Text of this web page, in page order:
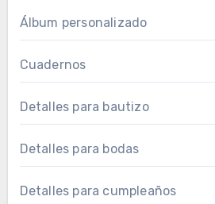
Álbum personalizado
Cuadernos
Detalles para bautizo
Detalles para bodas
Detalles para cumpleaños